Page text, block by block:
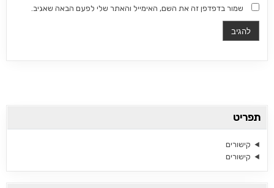
שמור בדפדפן זה את השם, האימייל והאתר שלי לפעם הבאה שאגיב.
תפריט
קישורים
קישורים